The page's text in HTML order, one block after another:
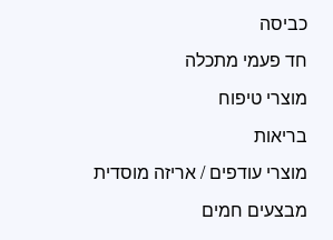
כביסה
חד פעמי מתכלה
מוצרי טיפוח
בריאות
מוצרי עודפים / אריזה מוסדית
מבצעים חמים